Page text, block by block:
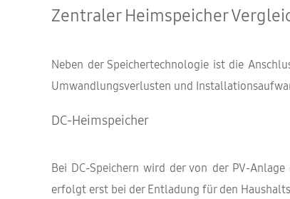
Zentraler Heimspeicher
Neben der Speichertechnologie ist die
Umwandlungsverlusten und
DC-Heimspeicher
Bei DC-Speichern wird der von der PV-
erfolgt erst bei der Entladung für den